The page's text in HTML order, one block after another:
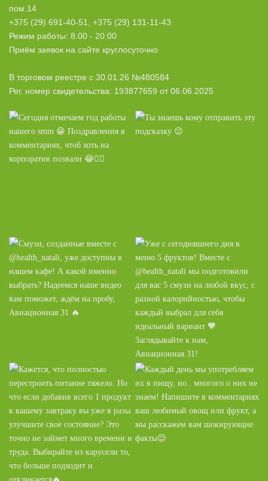
пом.14
+375 (29) 691-40-51, +375 (29) 131-11-43
Режим работы: 8.00 - 20.00
Приём заявок на сайте круглосуточно
В торговом реестре с 30.01.26 №480584
Рег. номер свидетельства: 193877659 от 06.06.2025